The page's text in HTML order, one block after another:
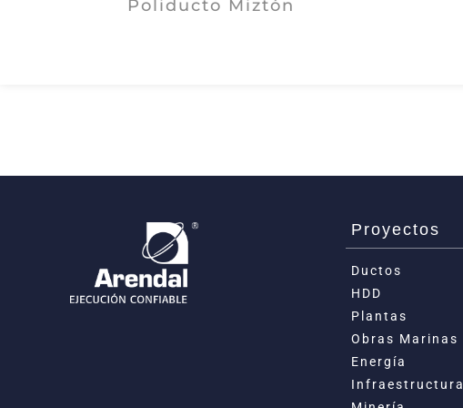
Poliducto Miztón
Proyectos
Ductos
HDD
Plantas
Obras Marinas
Energía
Infraestructura